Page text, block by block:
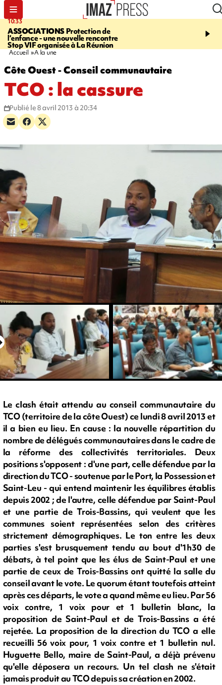
10:33
ASSOCIATIONSProtection de
l’enfance - une nouvelle rencontre
Stop VIF organisée à La Réunion
15:03
VASTE
DANS L'OUEST DU
Accueil A la une
Côte Ouest - Conseil communautaire
TCO : la cassure
Publié le 8 avril 2013 à 20:34
Le clash était attendu au conseil communautaire du
TCO (territoire de la côte Ouest) ce lundi 8 avril 2013 et
il a bien eu lieu. En cause : la nouvelle répartition du
nombre de délégués communautaires dans le cadre de
la réforme des collectivités territoriales. Deux
positions s'opposent : d'une part, celle défendue par la
direction du TCO - soutenue par le Port, la Possession et
Saint-Leu - qui entend maintenir les équilibres établis
depuis 2002 ; de l'autre, celle défendue par Saint-Paul
et une partie de Trois-Bassins, qui veulent que les
communes soient représentées selon des critères
strictement démographiques. Le ton entre les deux
parties s'est brusquement tendu au bout d'1h30 de
débats, à tel point que les élus de Saint-Paul et une
partie de ceux de Trois-Bassins ont quitté la salle du
conseil avant le vote. Le quorum étant toutefois atteint
après ces départs, le vote a quand même eu lieu. Par 56
voix contre, 1 voix pour et 1 bulletin blanc, la
proposition de Saint-Paul et de Trois-Bassins a été
rejetée. La proposition de la direction du TCO a elle
recueilli 56 voix pour, 1 voix contre et 1 bulletin nul.
Huguette Bello, maire de Saint-Paul, a déjà prévenu
qu'elle déposera un recours. Un tel clash ne s'était
jamais produit au TCO depuis sa création en 2002.